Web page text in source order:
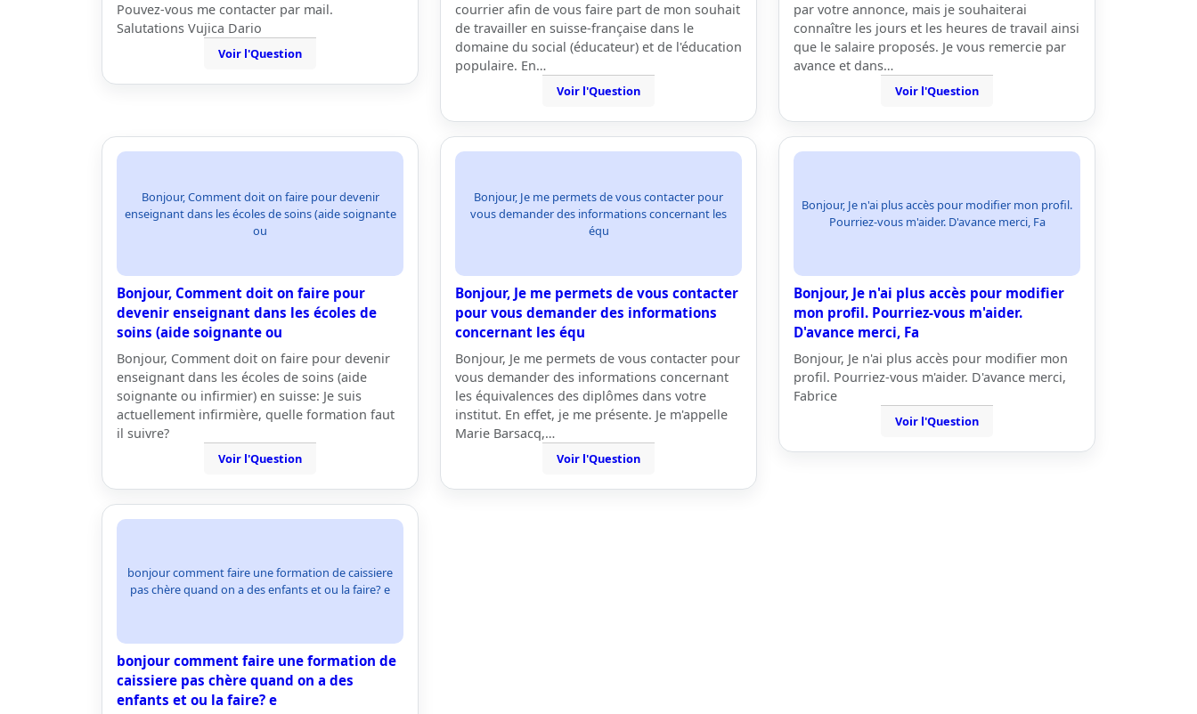
Pouvez-vous me contacter par mail.
Salutations Vujica Dario
Voir l'Question
courrier afin de vous faire part de mon souhait
de travailler en suisse-française dans le
domaine du social (éducateur) et de l'éducation
populaire. En…
Voir l'Question
par votre annonce, mais je souhaiterai
connaître les jours et les heures de travail ainsi
que le salaire proposés. Je vous remercie par
avance et dans…
Voir l'Question
Bonjour, Comment doit on faire pour devenir
enseignant dans les écoles de soins (aide soignante
ou
Bonjour, Comment doit on faire pour
devenir enseignant dans les écoles de
soins (aide soignante ou
Bonjour, Comment doit on faire pour devenir
enseignant dans les écoles de soins (aide
soignante ou infirmier) en suisse: Je suis
actuellement infirmière, quelle formation faut
il suivre?
Voir l'Question
Bonjour, Je me permets de vous contacter pour
vous demander des informations concernant les
équ
Bonjour, Je me permets de vous contacter
pour vous demander des informations
concernant les équ
Bonjour, Je me permets de vous contacter pour
vous demander des informations concernant
les équivalences des diplômes dans votre
institut. En effet, je me présente. Je m'appelle
Marie Barsacq,…
Voir l'Question
Bonjour, Je n'ai plus accès pour modifier mon profil.
Pourriez-vous m'aider. D'avance merci, Fa
Bonjour, Je n'ai plus accès pour modifier
mon profil. Pourriez-vous m'aider.
D'avance merci, Fa
Bonjour, Je n'ai plus accès pour modifier mon
profil. Pourriez-vous m'aider. D'avance merci,
Fabrice
Voir l'Question
bonjour comment faire une formation de caissiere
pas chère quand on a des enfants et ou la faire? e
bonjour comment faire une formation de
caissiere pas chère quand on a des
enfants et ou la faire? e